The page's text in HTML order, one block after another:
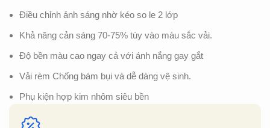
Điều chỉnh ảnh sáng nhờ kéo so le 2 lớp
Khả năng cản sáng 70-75% tùy vào màu sắc vải.
Độ bền màu cao ngay cả với ánh nắng gay gắt
Vải rèm Chống bám bụi và dễ dàng vệ sinh.
Phụ kiện hợp kim nhôm siêu bền